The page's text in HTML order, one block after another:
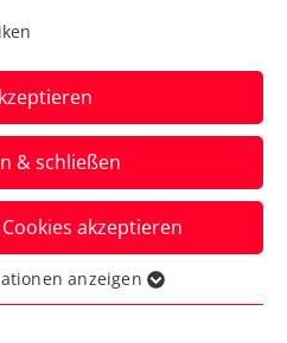
auch in
gewinnt sein
beim
in drei Sätzen.
18.10.2023
& schließen
akzeptieren
für grundlegende
anzeigen